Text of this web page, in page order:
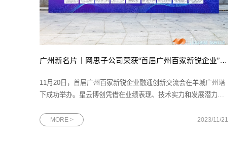
广州新名片｜网思子公司荣获“首届广州百家新锐企业”称号
11月20日，首届广州百家新锐企业融通创新交流会在羊城广州塔
下成功举办。星云博创凭借在业绩表现、技术实力和发展潜力等
百家新锐企业”称号。作为网思科技集团旗下聚焦信息安全赛道的
MORE > 2023/11/21